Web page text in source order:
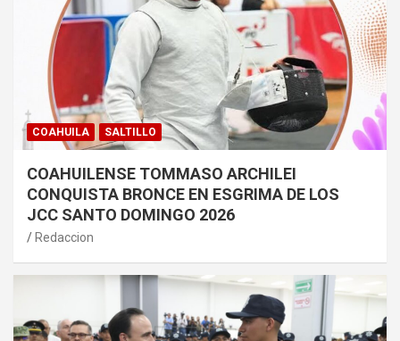
COAHUILA SALTILLO
COAHUILENSE TOMMASO ARCHILEI
CONQUISTA BRONCE EN ESGRIMA DE LOS
JCC SANTO DOMINGO 2026
Redaccion